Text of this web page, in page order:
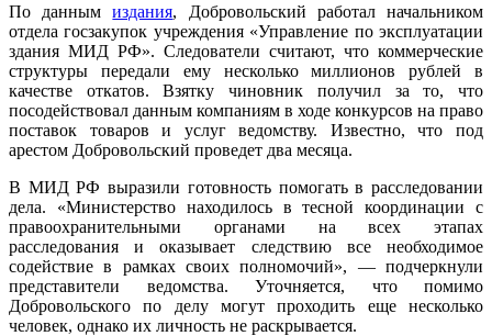
По даннымиздания, Добровольский работал начальником
отдела госзакупок учреждения «Управление по эксплуатации
здания МИД РФ». Следователи считают, что коммерческие
структуры передали ему несколько миллионов рублей в
качестве откатов. Взятку чиновник получил за то, что
посодействовал данным компаниям в ходе конкурсов на право
поставок товаров и услуг ведомству. Известно, что под
арестом Добровольский проведет два месяца.
В МИД РФ выразили готовность помогать в расследовании
дела. «Министерство находилось в тесной координации с
правоохранительными органами на всех этапах
расследования и оказывает следствию все необходимое
содействие в рамках своих полномочий», — подчеркнули
представители ведомства. Уточняется, что помимо
Добровольского по делу могут проходить еще несколько
человек, однако их личность не раскрывается.